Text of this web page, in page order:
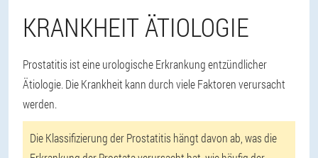
KRANKHEIT ÄTIOLOGIE
Prostatitis ist eine urologische Erkrankung entzündlicher
Ätiologie. Die Krankheit kann durch viele Faktoren verursacht
werden.
Die Klassifizierung der Prostatitis hängt davon ab, was die